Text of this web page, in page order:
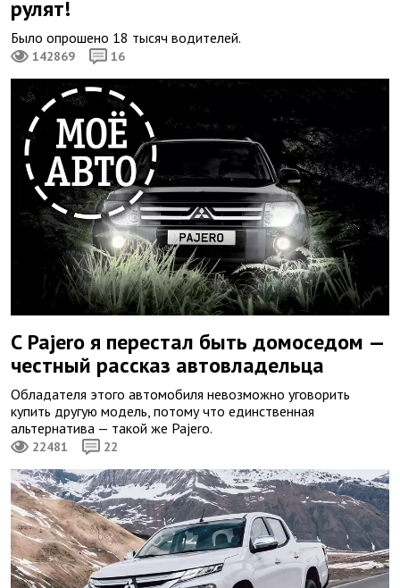
рулят!
Было опрошено 18 тысяч водителей.
142869 16
С Pajero я перестал быть домоседом —
честный рассказ автовладельца
Обладателя этого автомобиля невозможно уговорить
купить другую модель, потому что единственная
альтернатива — такой же Pajero.
22481 22